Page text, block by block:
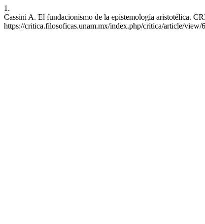
1.
Cassini A. El fundacionismo de la epistemología aristotélica.
https://critica.filosoficas.unam.mx/index.php/critica/article/view/